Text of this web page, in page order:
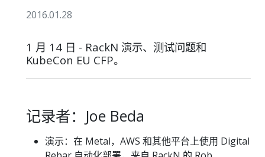
2016.01.28
1 月 14 日 - RackN 演示、测试问题和
KubeCon EU CFP。
记录者：Joe Beda
演示：在 Metal，AWS 和其他平台上使用 Digital